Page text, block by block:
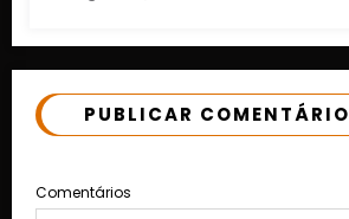
PUBLICAR COMENTÁRIO
Comentários